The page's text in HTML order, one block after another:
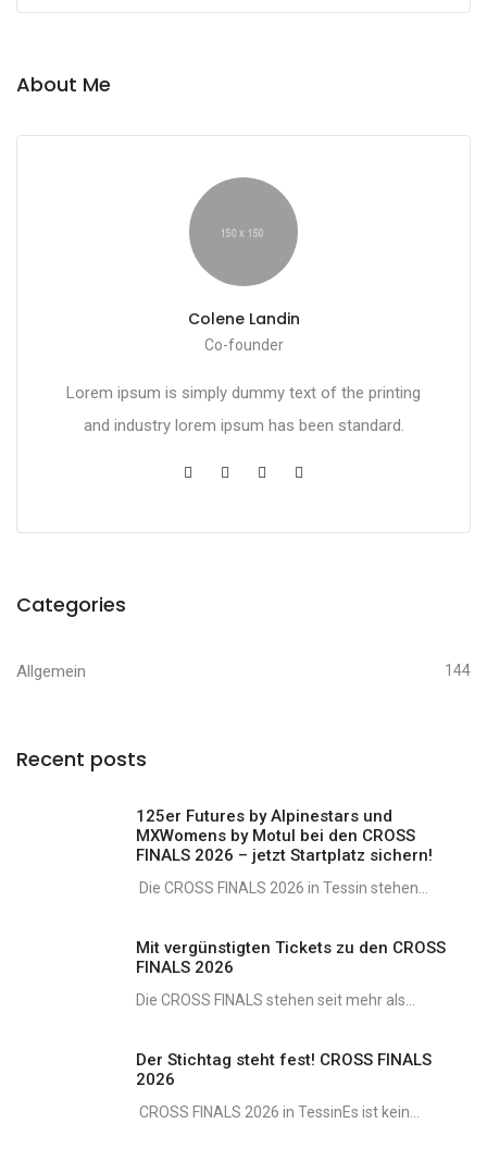
About Me
Colene Landin
Co-founder
Lorem ipsum is simply dummy text of the printing
and industry lorem ipsum has been standard.
Categories
Allgemein 144
Recent posts
125er Futures by Alpinestars und
MXWomens by Motul bei den CROSS
FINALS 2026 – jetzt Startplatz sichern!
Die CROSS FINALS 2026 in Tessin stehen...
Mit vergünstigten Tickets zu den CROSS
FINALS 2026
Die CROSS FINALS stehen seit mehr als...
Der Stichtag steht fest! CROSS FINALS
2026
CROSS FINALS 2026 in TessinEs ist kein...